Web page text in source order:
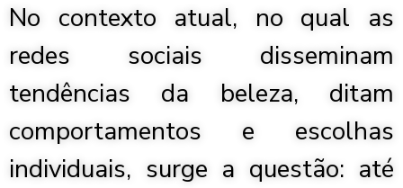
No contexto atual, no qual as
redes sociais disseminam
tendências da beleza, ditam
comportamentos e escolhas
individuais, surge a questão: até